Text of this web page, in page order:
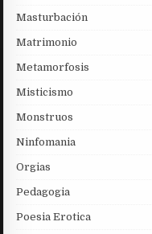
Masturbación
Matrimonio
Metamorfosis
Misticismo
Monstruos
Ninfomania
Orgias
Pedagogia
Poesia Erotica